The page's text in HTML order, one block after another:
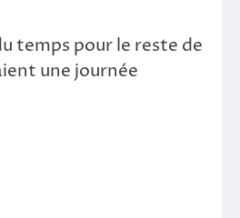
temps pour le reste de
une journée